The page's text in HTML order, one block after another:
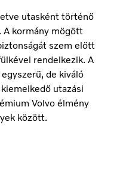
utasként történő
A kormány mögött
szem előtt
rendelkezik. A
de kiváló
utazási
Volvo élmény
között.